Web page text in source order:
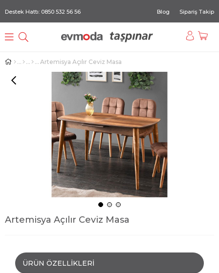
Destek Hattı: 0850 532 56 56 Blog Sipariş Takip
Artemisya Açılır Ceviz Masa
Artemisya Açılır Ceviz Masa
ÜRÜN ÖZELLIKLERI